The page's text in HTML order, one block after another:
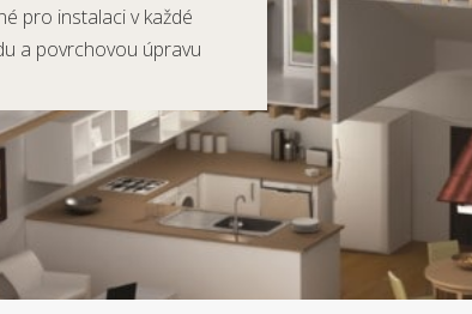
pro instalaci v každé
a povrchovou úpravu